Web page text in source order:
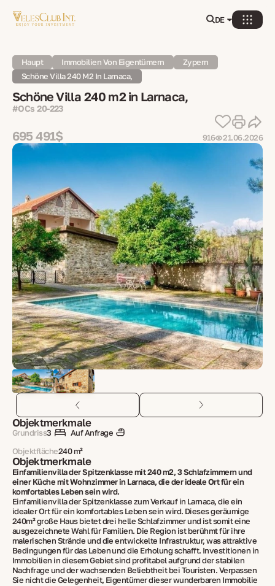
DE
Haupt Immobilien Von Eigentümern
Zypern
Schöne Villa 240 M2 In Larnaca,
Schöne Villa 240 m2 in Larnaca,
#OCs 20-223
695 491$ 916 21.06.2026
Objektmerkmale
Grundriss3
Auf Anfrage
Objektfläche240 m²
Objektmerkmale
Einfamilienvilla der Spitzenklasse mit 240 m2, 3 Schlafzimmern und
einer Küche mit Wohnzimmer in Larnaca, die der ideale Ort für ein
komfortables Leben sein wird.
Einfamilienvilla der Spitzenklasse zum Verkauf in Larnaca, die ein
idealer Ort für ein komfortables Leben sein wird. Dieses geräumige
240m² große Haus bietet drei helle Schlafzimmer und ist somit eine
ausgezeichnete Wahl für Familien. Die Region ist berühmt für ihre
malerischen Strände und die entwickelte Infrastruktur, was attraktive
Bedingungen für das Leben und die Erholung schafft. Investitionen in
Immobilien in diesem Gebiet sind profitabel aufgrund der stabilen
Nachfrage und der wachsenden Beliebtheit bei Touristen. Verpassen
Sie nicht die Gelegenheit, Eigentümer dieser wunderbaren Immobilie